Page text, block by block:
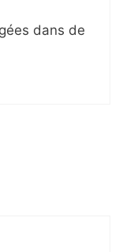
dans de